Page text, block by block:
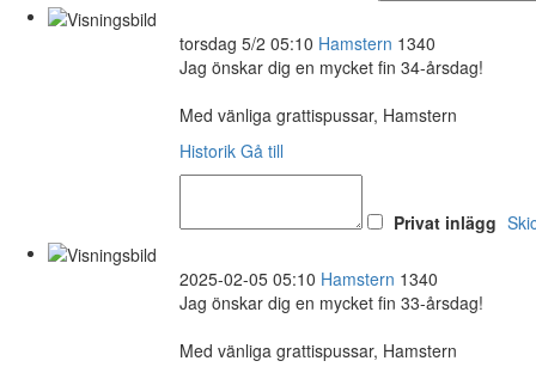
torsdag 5/2 05:10 Hamstern 1340
Jag önskar dig en mycket fin 34-årsdag!
Med vänliga grattispussar, Hamstern
Historik Gå till
Privat inlägg
2025-02-05 05:10 Hamstern 1340
Jag önskar dig en mycket fin 33-årsdag!
Med vänliga grattispussar, Hamstern